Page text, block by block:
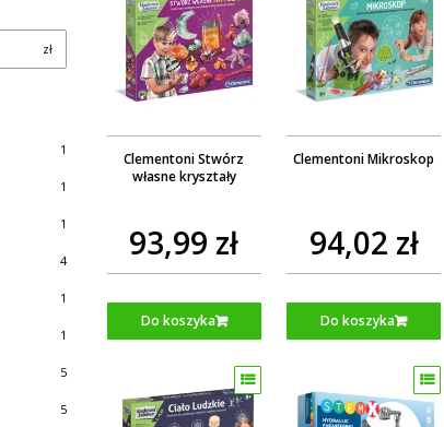
zł
1
1
1
4
1
1
5
5
Clementoni Stwórz
własne kryształy
93,99 zł
Do koszyka
Clementoni Mikroskop
94,02 zł
Do koszyka